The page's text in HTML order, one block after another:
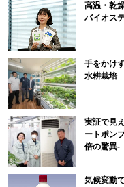
高温・乾
バイオス
手をかけ
水耕栽培
実証で見
ートポン
倍の驚異-
気候変動